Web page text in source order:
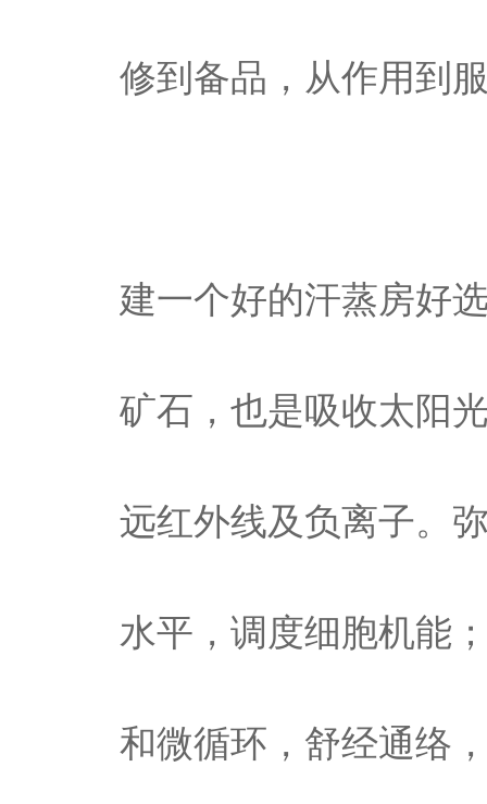
修到备品，从作用
建一个好的汗蒸房好
矿石，也是吸收太阳
远红外线及负离子。
水平，调度细胞机能
和微循环，舒经通络